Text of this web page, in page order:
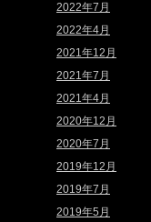
2022年7月
2022年4月
2021年12月
2021年7月
2021年4月
2020年12月
2020年7月
2019年12月
2019年7月
2019年5月